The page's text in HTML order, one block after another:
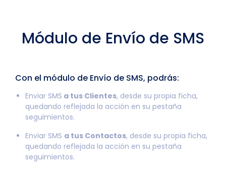
Módulo de Envío de SMS
Con el módulo de Envío de SMS, podrás:
Enviar SMS a tus Clientes, desde su propia ficha,
quedando reflejada la acción en su pestaña
seguimientos.
Enviar SMS a tus Contactos, desde su propia ficha,
quedando reflejada la acción en su pestaña
seguimientos.